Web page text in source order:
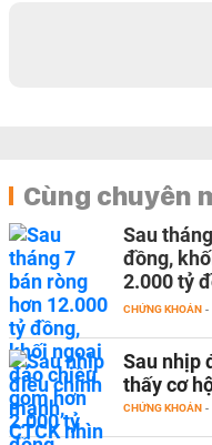
Cùng chuyên
Sau
đồng,
2.000 tỷ
CHỨNG KHOÁN -
Sau nhịp
thấy cơ
CHỨNG KHOÁN -